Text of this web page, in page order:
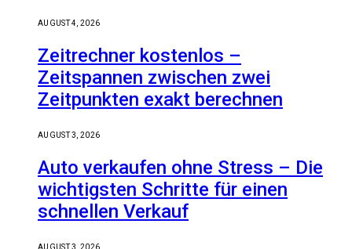
AUGUST 4, 2026
Zeitrechner kostenlos –
Zeitspannen zwischen zwei
Zeitpunkten exakt berechnen
AUGUST 3, 2026
Auto verkaufen ohne Stress – Die
wichtigsten Schritte für einen
schnellen Verkauf
AUGUST 3, 2026